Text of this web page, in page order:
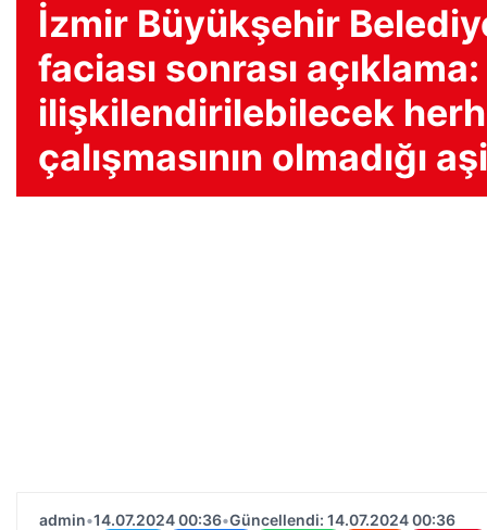
İzmir Büyükşehir
faciası sonrası açıklama:
ilişkilendirilebilecek
çalışmasının olmadığı
admin•14.07.2024 00:36•Güncellendi: 14.07.2024 00:36